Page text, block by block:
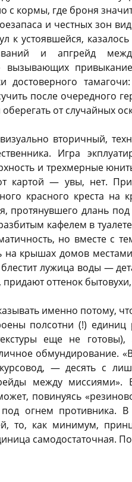
с кормы, где броня
и честных зон
к устоявшейся,
и апгрейд
вызывающих
достоверного
после очередного
от случайных
вторичный,
Игра
и трехмерные
картой — увы, нет.
красного креста на
протянувшего длань
кафелем в
но вместе с
на крышах домов
лужица воды —
оттенок бытовухи,
именно потому,
полсотни (!) единиц
еще не
обмундирование.
— десять с
между миссиями».
повинуясь
огнем противника.
то, как минимум,
самодостаточная.